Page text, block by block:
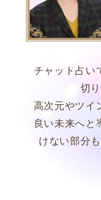
チャット占い
切
高次元やツイ
良い未来へと
けない部分